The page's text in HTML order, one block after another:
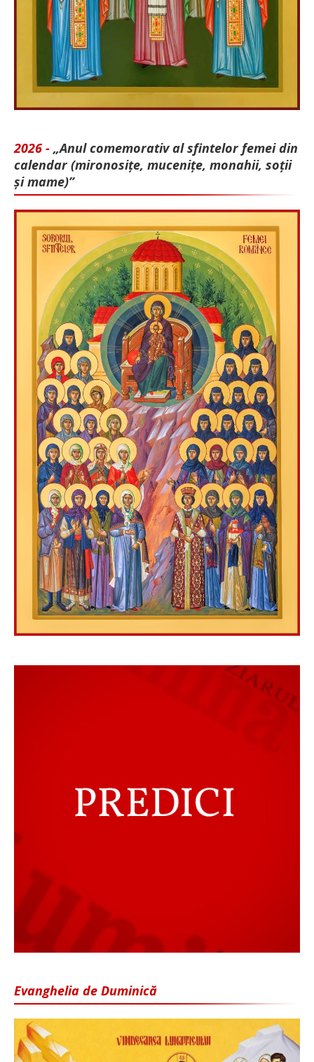
2026 - „Anul comemorativ al sfintelor femei din
calendar (mironosițe, mu­cenițe, monahii, soții
și mame)”
Evanghelia de Duminică